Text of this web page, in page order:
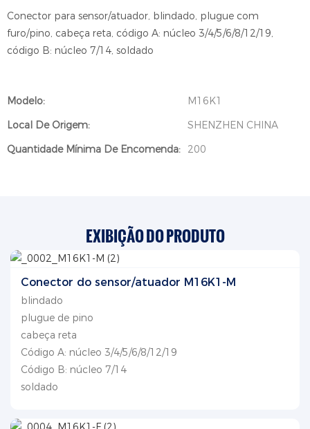
Conector para sensor/atuador, blindado, plugue com
furo/pino, cabeça reta, código A: núcleo 3/4/5/6/8/12/19,
código B: núcleo 7/14, soldado
Modelo:
M16K1
Local De Origem:
SHENZHEN CHINA
Quantidade Mínima De Encomenda:
200
EXIBIÇÃO DO PRODUTO
Conector do sensor/atuador M16K1-M
blindado
plugue de pino
cabeça reta
Código A: núcleo 3/4/5/6/8/12/19
Código B: núcleo 7/14
soldado